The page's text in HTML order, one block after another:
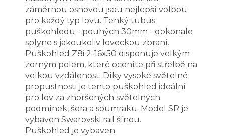
záměrnou osnovou jsou nejlepší volbou
pro každý typ lovu. Tenký tubus
puškohledu - pouhých 30mm - dokonale
splyne s jakoukoliv loveckou zbraní.
Puškohled Z8i 2-16x50 disponuje velkým
zorným polem, které oceníte při střelbě na
velkou vzdálenost. Díky vysoké světelné
propustnosti je tento puškohled ideální
pro lov za zhoršených světelných
podmínek, šera a soumraku. Model SR je
vybaven Swarovski rail šínou.
Puškohled je vybaven